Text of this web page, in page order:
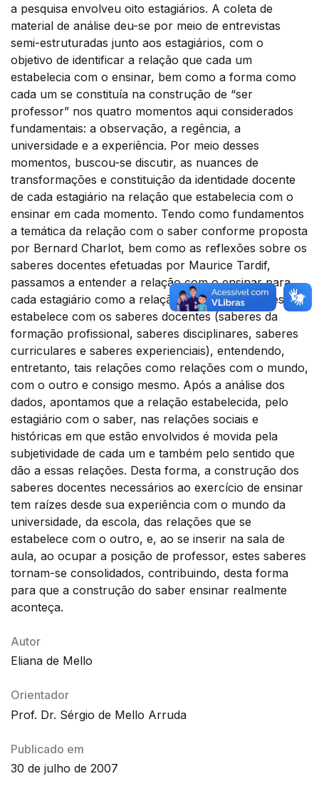
a pesquisa envolveu oito estagiários. A coleta de
material de análise deu-se por meio de entrevistas
semi-estruturadas junto aos estagiários, com o
objetivo de identificar a relação que cada um
estabelecia com o ensinar, bem como a forma como
cada um se constituía na construção de “ser
professor” nos quatro momentos aqui considerados
fundamentais: a observação, a regência, a
universidade e a experiência. Por meio desses
momentos, buscou-se discutir, as nuances de
transformações e constituição da identidade docente
de cada estagiário na relação que estabelecia com o
ensinar em cada momento. Tendo como fundamentos
a temática da relação com o saber conforme proposta
por Bernard Charlot, bem como as reflexões sobre os
saberes docentes efetuadas por Maurice Tardif,
passamos a entender a relação com o ensinar para
cada estagiário como a relação que cada um deles
estabelece com os saberes docentes (saberes da
formação profissional, saberes disciplinares, saberes
curriculares e saberes experienciais), entendendo,
entretanto, tais relações como relações com o mundo,
com o outro e consigo mesmo. Após a análise dos
dados, apontamos que a relação estabelecida, pelo
estagiário com o saber, nas relações sociais e
históricas em que estão envolvidos é movida pela
subjetividade de cada um e também pelo sentido que
dão a essas relações. Desta forma, a construção dos
saberes docentes necessários ao exercício de ensinar
tem raízes desde sua experiência com o mundo da
universidade, da escola, das relações que se
estabelece com o outro, e, ao se inserir na sala de
aula, ao ocupar a posição de professor, estes saberes
tornam-se consolidados, contribuindo, desta forma
para que a construção do saber ensinar realmente
aconteça.
Autor
Eliana de Mello
Orientador
Prof. Dr. Sérgio de Mello Arruda
Publicado em
30 de julho de 2007